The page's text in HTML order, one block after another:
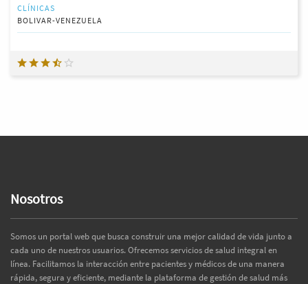
CLÍNICAS
BOLIVAR-VENEZUELA
Nosotros
Somos un portal web que busca construir una mejor calidad de vida junto a
cada uno de nuestros usuarios. Ofrecemos servicios de salud integral en
línea. Facilitamos la interacción entre pacientes y médicos de una manera
rápida, segura y eficiente, mediante la plataforma de gestión de salud más